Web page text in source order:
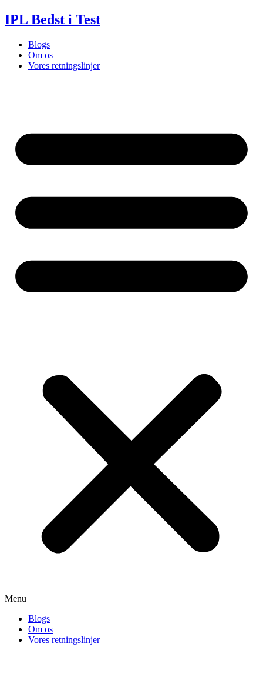
Videre
til
IPL Bedst i Test
Blogs
Om os
Vores retningslinjer
Menu
Blogs
Om os
Vores retningslinjer